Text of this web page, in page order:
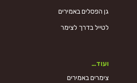
גן הפסלים באמירים
לטייל בדרך לצימר
ועוד…
צימרים באמירים